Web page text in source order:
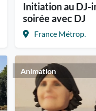
Initiation au DJ-
soirée avec DJ
France Métrop.
Animation